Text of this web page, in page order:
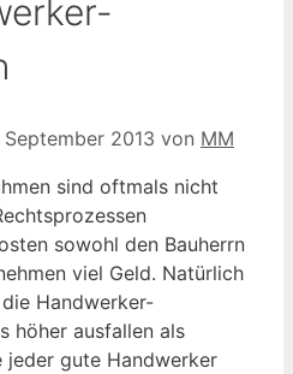
September 2013 von MM
sind oftmals nicht
sowohl den Bauherrn
viel Geld. Natürlich
Handwerker-
höher ausfallen als
gute Handwerker